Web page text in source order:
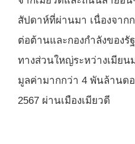
สัปดาห์ที่ผ่านมา เนื่องจาก
ต่อต้านและกองกำลังของรั
ทางส่วนใหญ่ระหว่างเมียน
มูลค่ามากกว่า 4 พันล้านด
2567 ผ่านเมืองเมียวดี